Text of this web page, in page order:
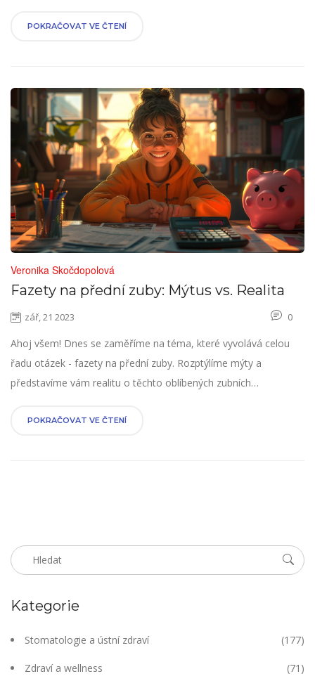
POKRAČOVAT VE ČTENÍ
Veronika Skočdopolová
Fazety na přední zuby: Mýtus vs. Realita
zář, 21 2023 0
Ahoj všem! Dnes se zaměříme na téma, které vyvolává celou
řadu otázek - fazety na přední zuby. Rozptýlíme mýty a
představíme vám realitu o těchto oblíbených zubních
také na co se musíte směle připravit. Přidejte se ke mně na této
POKRAČOVAT VE ČTENÍ
Kategorie
Stomatologie a ústní zdraví (177)
Zdraví a wellness (71)